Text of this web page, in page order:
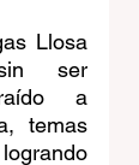
Llosa
ser
a
temas